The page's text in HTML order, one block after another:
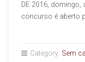
DE 2016, domingo,
concurso é aberto
Category: Sem